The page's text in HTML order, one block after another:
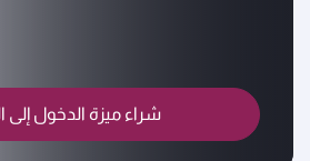
شراء ميزة الدخول إلى